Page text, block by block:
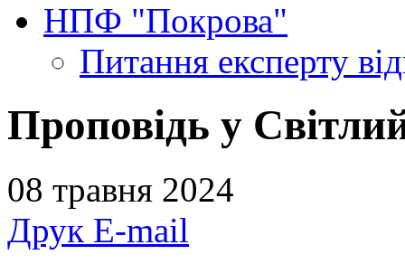
НПФ "Покрова"
Питання експерту
Проповідь у
08 травня 2024
Друк E-mail